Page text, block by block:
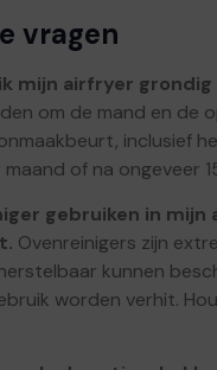
vragen
mijn airfryer
om de mand en de
inclusief
of na ongeveer
gebruiken in mijn
Ovenreinigers zijn
kunnen
worden verhit.